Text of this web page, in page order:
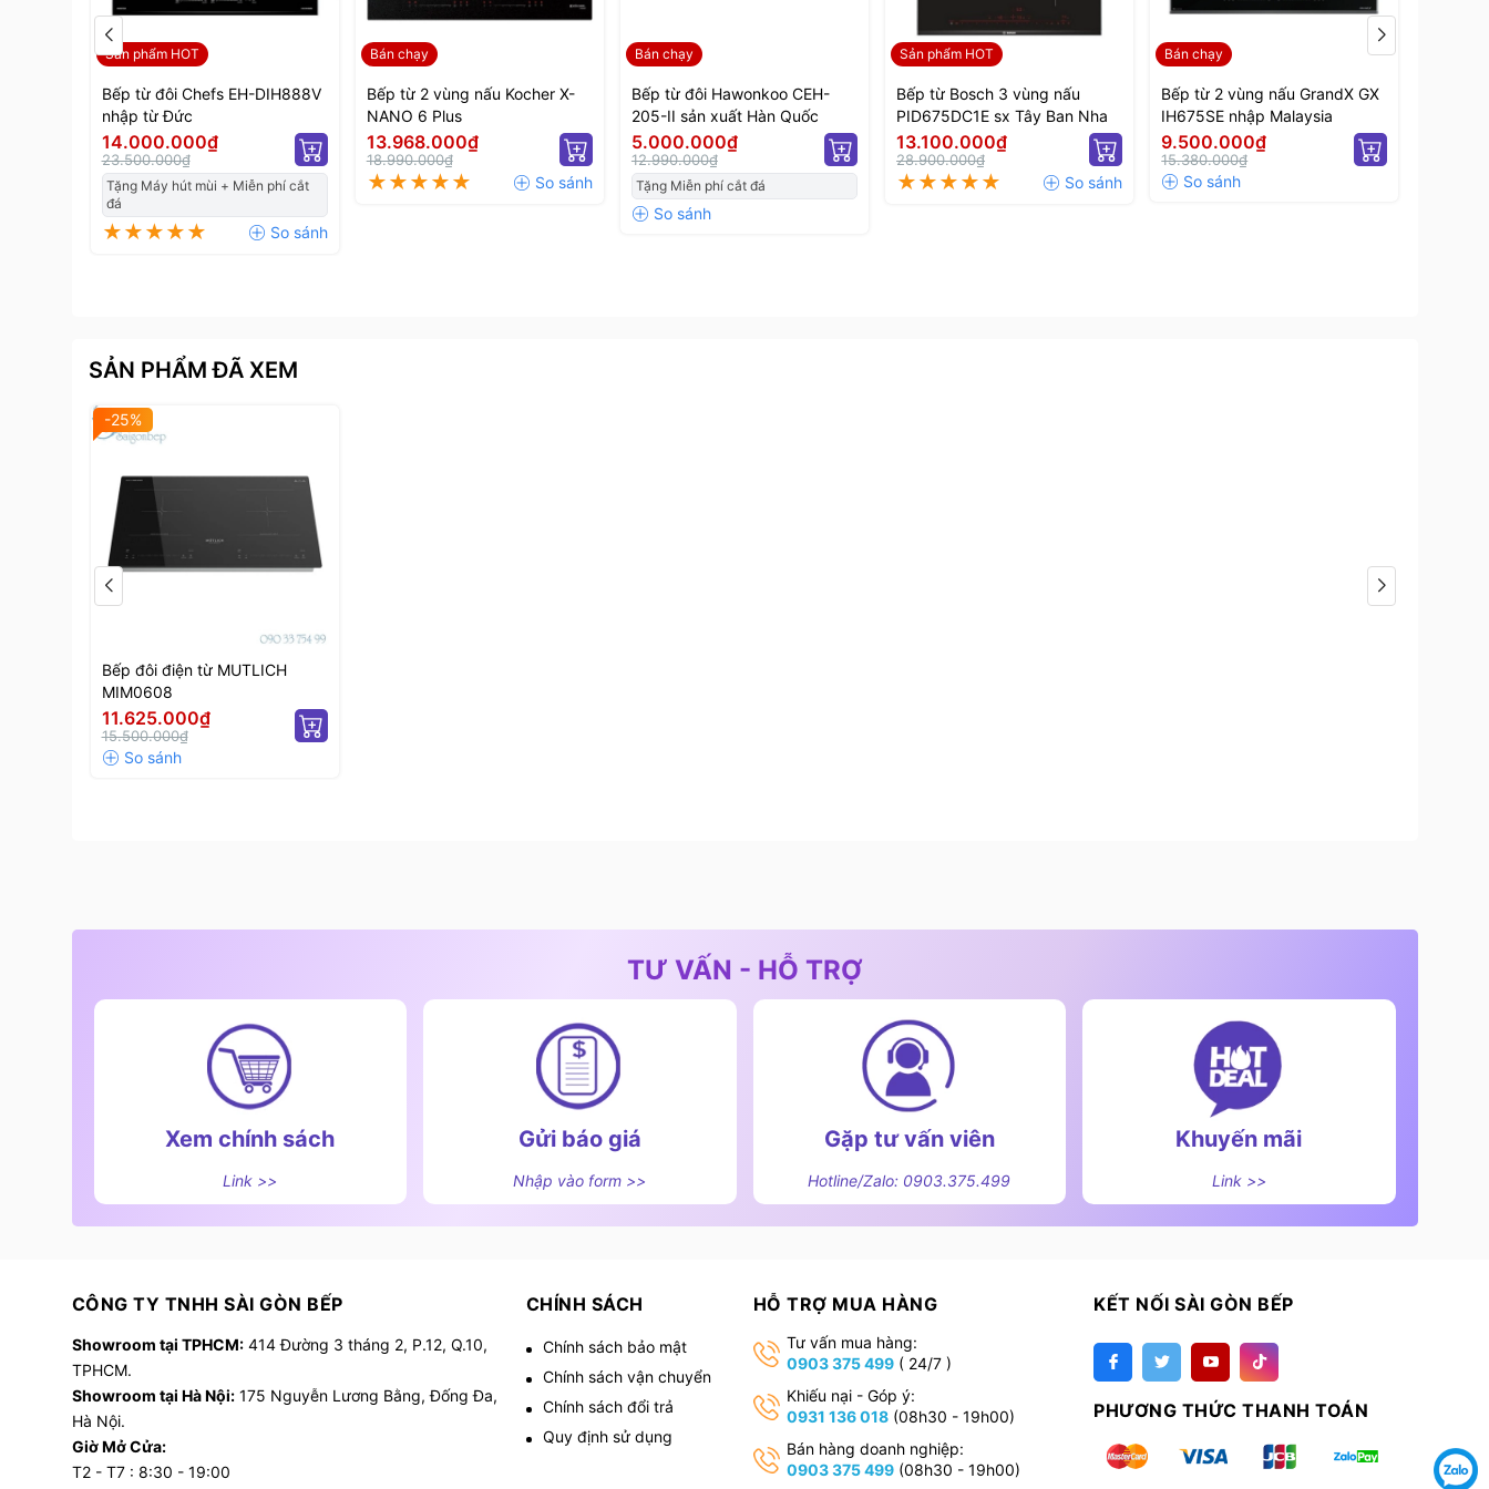
sử dụng cho người tiêu dùng. Bên cạnh việc sở hữu các tính năng như hẹn giờ tới 240 phút, khóa trẻ
em an toàn, bếp Mutlich MIM0608 còn có: Chế độ chiên riêng biệt, chia sẻ công suất cùng khả năng
tự động nhận diện vùng nấu. Ngoài ra, bếp Mutlich còn có bộ lọc khử nhiễu từ EMC giúp bảo vệ các
linh kiện trong máy và kéo dài tuổi thọ sản phẩm.
Sản phẩm HOT
Bếp từ đôi Chefs EH-DIH888V
nhập từ Đức
14.000.000₫
23.500.000₫
Tặng Máy hút mùi + Miễn phí cắt
đá
Bán chạy
Bếp từ 2 vùng nấu Kocher X-
NANO 6 Plus
13.968.000₫
18.990.000₫
Bán chạy
Bếp từ đôi Hawonkoo CEH-
205-II sản xuất Hàn Quốc
5.000.000₫
12.990.000₫
Tặng Miễn phí cắt đá
Sản phẩm HOT
Bếp từ Bosch 3 vùng nấu
PID675DC1E sx Tây Ban Nha
13.100.000₫
28.900.000₫
Bán chạy
Bếp từ 2 vùng nấu GrandX GX
IH675SE nhập Malaysia
9.500.000₫
15.380.000₫
SẢN PHẨM ĐÃ XEM
-25%
Bếp đôi điện từ MUTLICH
MIM0608
11.625.000₫
15.500.000₫
TƯ VẤN - HỖ TRỢ
Xem chính sách
Link >>
Gửi báo giá
Nhập vào form >>
Gặp tư vấn viên
Hotline/Zalo: 0903.375.499
Khuyến mãi
Link >>
CÔNG TY TNHH SÀI GÒN BẾP
Showroom tại TPHCM:414 Đường 3 tháng 2, P.12, Q.10,
TPHCM.
Showroom tại Hà Nội:175 Nguyễn Lương Bằng, Đống Đa,
Hà Nội.
Giờ Mở Cửa:
T2 - T7 : 8:30 - 19:00
CHÍNH SÁCH
Chính sách bảo mật
Chính sách vận chuyển
Chính sách đổi trả
Quy định sử dụng
HỖ TRỢ MUA HÀNG
Tư vấn mua hàng:
0903 375 499( 24/7 )
Khiếu nại - Góp ý:
0931 136 018(08h30 - 19h00)
Bán hàng doanh nghiệp:
0903 375 499(08h30 - 19h00)
KẾT NỐI SÀI GÒN BẾP
PHƯƠNG THỨC THANH TOÁN